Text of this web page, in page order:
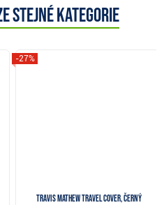
stejné kategorie
Travis Mathew Travel cover, černý
-27%